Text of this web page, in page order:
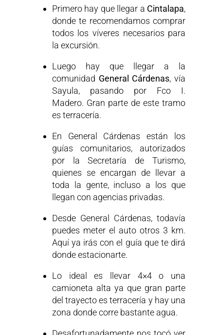
Primero hay que llegar a Cintalapa,
donde te recomendamos comprar
todos los víveres necesarios para
la excursión.
Luego hay que llegar a la
comunidad General Cárdenas, vía
Sayula, pasando por Fco I.
Madero. Gran parte de este tramo
es terracería.
En General Cárdenas están los
guías comunitarios, autorizados
por la Secretaría de Turismo,
quienes se encargan de llevar a
toda la gente, incluso a los que
llegan con agencias privadas.
Desde General Cárdenas, todavía
puedes meter el auto otros 3 km.
Aquí ya irás con el guía que te dirá
donde estacionarte.
Lo ideal es llevar 4×4 o una
camioneta alta ya que gran parte
del trayecto es terracería y hay una
zona donde corre bastante agua.